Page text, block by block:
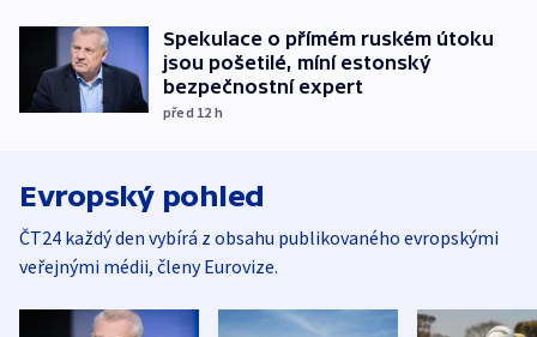
Spekulace o přímém ruském útoku
jsou pošetilé, míní estonský
bezpečnostní expert
před 12 h
Evropský pohled
ČT24 každý den vybírá z obsahu publikovaného evropskými
veřejnými médii, členy Eurovize.